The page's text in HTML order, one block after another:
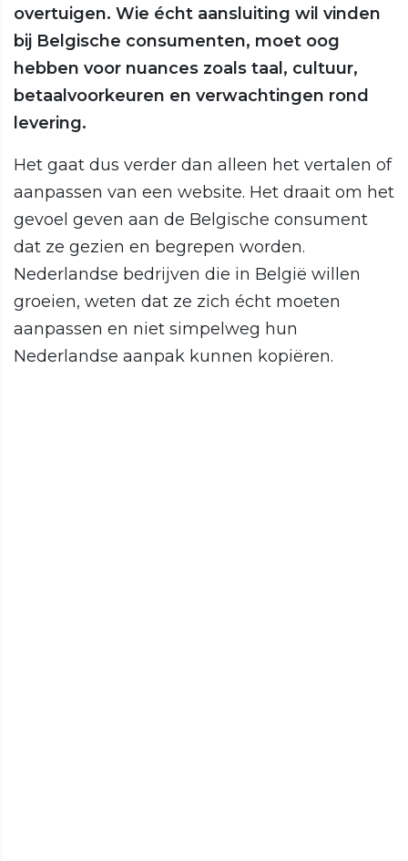
overtuigen. Wie écht aansluiting wil vinden
bij Belgische consumenten, moet oog
hebben voor nuances zoals taal, cultuur,
betaalvoorkeuren en verwachtingen rond
levering.
Het gaat dus verder dan alleen het vertalen of
aanpassen van een website. Het draait om het
gevoel geven aan de Belgische consument
dat ze gezien en begrepen worden.
Nederlandse bedrijven die in België willen
groeien, weten dat ze zich écht moeten
aanpassen en niet simpelweg hun
Nederlandse aanpak kunnen kopiëren.